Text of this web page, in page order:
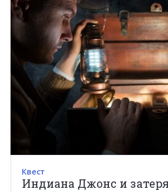
Квест
Индиана Джонс и